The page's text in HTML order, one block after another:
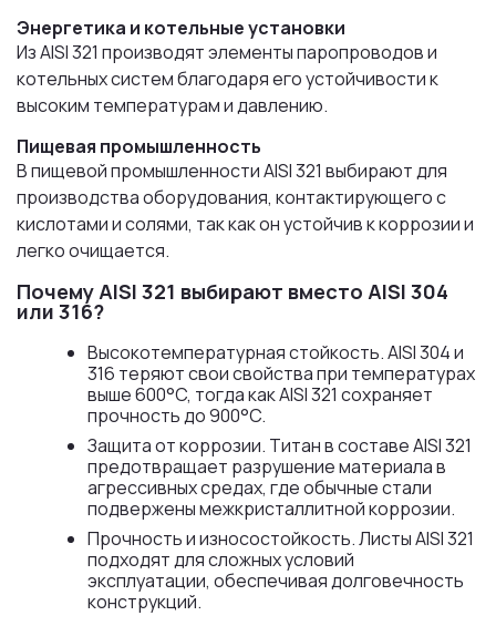
Энергетика и котельные установки
Из AISI 321 производят элементы паропроводов и
котельных систем благодаря его устойчивости к
высоким температурам и давлению.
Пищевая промышленность
В пищевой промышленности AISI 321 выбирают для
производства оборудования, контактирующего с
кислотами и солями, так как он устойчив к коррозии и
легко очищается.
Почему AISI 321 выбирают вместо AISI 304
или 316?
Высокотемпературная стойкость. AISI 304 и
316 теряют свои свойства при температурах
выше 600°C, тогда как AISI 321 сохраняет
прочность до 900°C.
Защита от коррозии. Титан в составе AISI 321
предотвращает разрушение материала в
агрессивных средах, где обычные стали
подвержены межкристаллитной коррозии.
Прочность и износостойкость. Листы AISI 321
подходят для сложных условий
эксплуатации, обеспечивая долговечность
конструкций.